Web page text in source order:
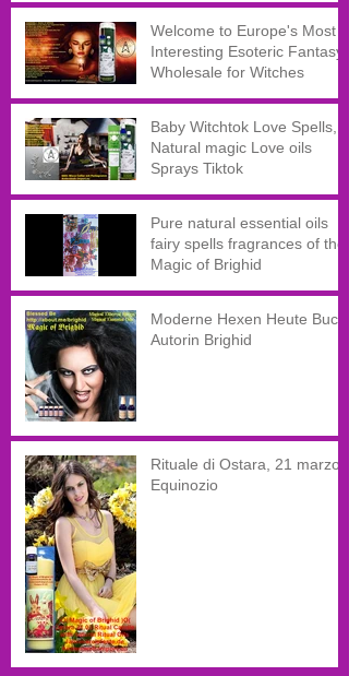
Welcome to Europe's Most
Interesting Esoteric Fantasy
Wholesale for Witches
Baby Witchtok Love Spells,
Natural magic Love oils
Sprays Tiktok
Pure natural essential oils
fairy spells fragrances of the
Magic of Brighid
Moderne Hexen Heute Buch
Autorin Brighid
Rituale di Ostara, 21 marzo,
Equinozio